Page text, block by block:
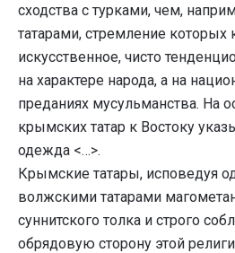
сходства с турками, чем,
татарами, стремление которых
искусственное, чисто
на характере народа, а на
преданиях мусульманства. На
крымских татар к Востоку
одежда <…>.
Крымские татары, исповедуя
волжскими татарами
суннитского толка и строго
обрядовую сторону этой